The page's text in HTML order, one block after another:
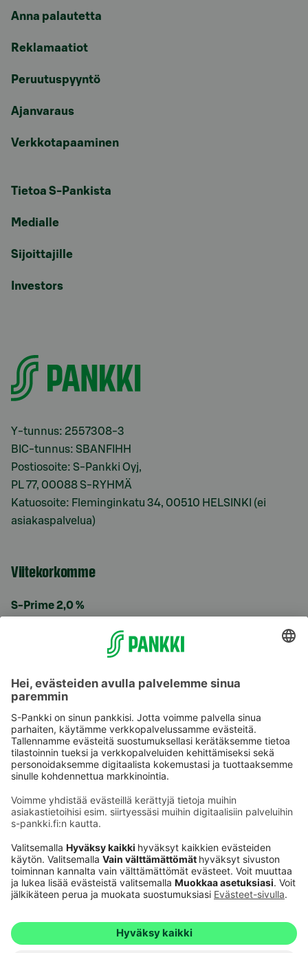
Anna palautetta
Reklamaatiot
Peruutuspyyntö
Ajanvaraus
Verkkotapaaminen
Tietoa S-Pankista
Medialle
Sijoittajille
Investors
Y-tunnus: 2557308-3
BIC-tunnus: SBANFIHH
Postiosoite: S-Pankki Oyj,
PL 77, 00088 S-RYHMÄ
Katuosoite: Fleminginkatu 34, 00510 HELSINKI (ei
asiakaspalvelua)
Viitekorkomme
S-Prime 2,0 %
Käyttöehdot
Saavutettavuusseloste
Evästeet
Verkkopalvelujen käytön edellytykset